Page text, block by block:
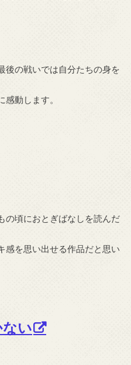
後の戦いでは自分たちの身を
動します。
の頃におとぎばなしを読んだ
感を思い出せる作品だと思い
ない